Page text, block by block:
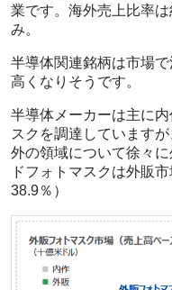
業です。海外売上比率
み。
半導体関連銘柄は市場
高くなりそうです。
半導体メーカーは主に
スクを調達しています
外の領域について徐々
ドフォトマスクは外販
38.9％）